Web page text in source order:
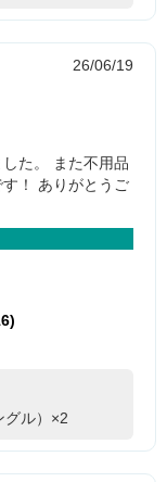
26/06/19
た。 また不用品
！ ありがとうご
グル）×2